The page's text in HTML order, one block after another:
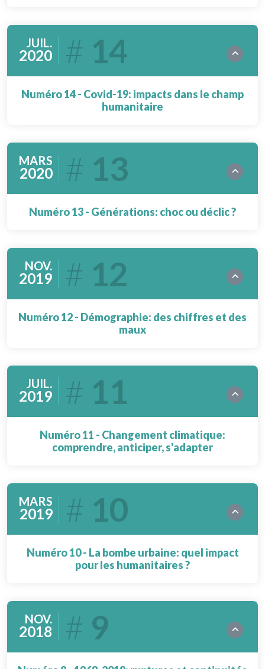
JUIL.
2020 14
Numéro 14 - Covid-19: impacts dans le champ
humanitaire
MARS
2020 13
Numéro 13 - Générations: choc ou déclic ?
NOV.
2019 12
Numéro 12 - Démographie: des chiffres et des
maux
JUIL.
2019 11
Numéro 11 - Changement climatique:
comprendre, anticiper, s'adapter
MARS
2019 10
Numéro 10 - La bombe urbaine: quel impact
pour les humanitaires ?
NOV.
2018 9